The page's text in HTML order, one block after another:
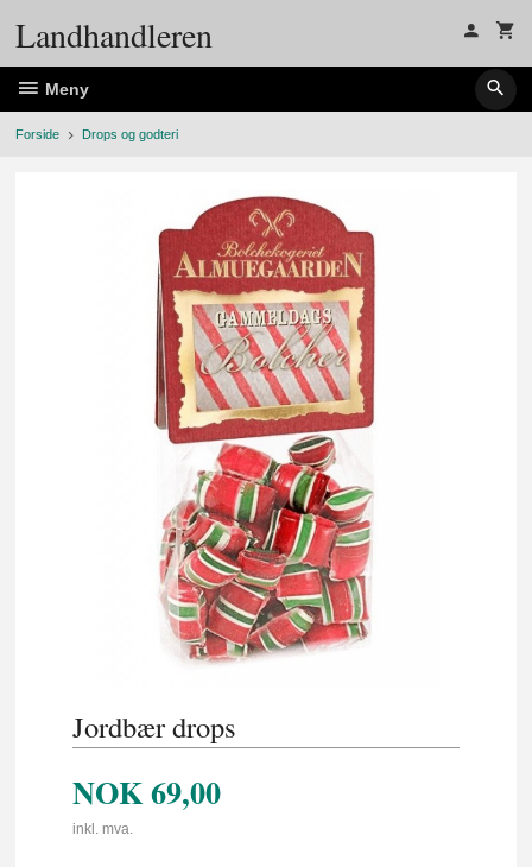
Landhandleren
Meny
Forside Drops og godteri
Jordbær drops
NOK69,00
inkl. mva.